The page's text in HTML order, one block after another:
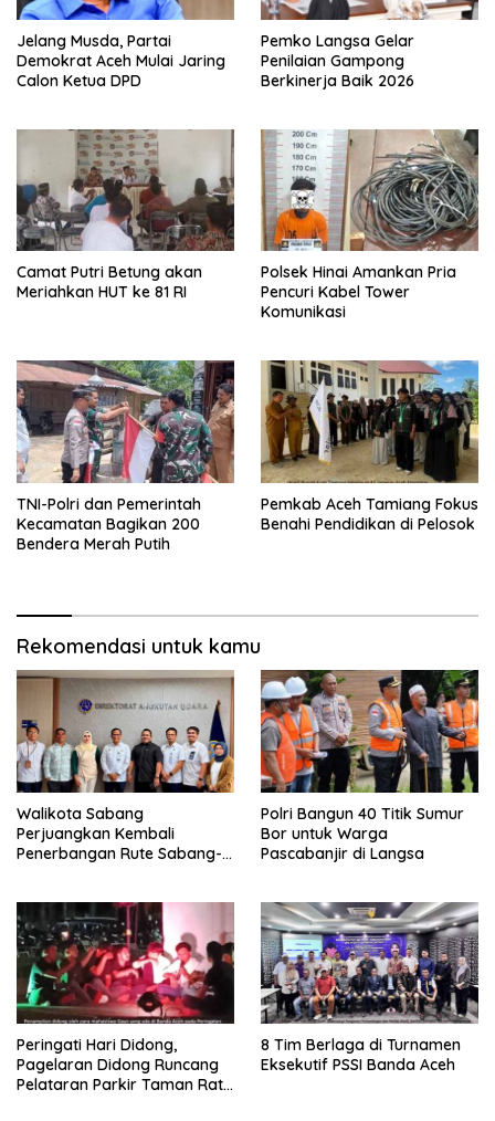
Jelang Musda, Partai
Demokrat Aceh Mulai Jaring
Calon Ketua DPD
Pemko Langsa Gelar
Penilaian Gampong
Berkinerja Baik 2026
Camat Putri Betung akan
Meriahkan HUT ke 81 RI
Polsek Hinai Amankan Pria
Pencuri Kabel Tower
Komunikasi
TNI-Polri dan Pemerintah
Kecamatan Bagikan 200
Bendera Merah Putih
Pemkab Aceh Tamiang Fokus
Benahi Pendidikan di Pelosok
Rekomendasi untuk kamu
Walikota Sabang
Perjuangkan Kembali
Penerbangan Rute Sabang-
Polri Bangun 40 Titik Sumur
Bor untuk Warga
Pascabanjir di Langsa
Peringati Hari Didong,
Pagelaran Didong Runcang
Pelataran Parkir Taman Ratu
8 Tim Berlaga di Turnamen
Eksekutif PSSI Banda Aceh